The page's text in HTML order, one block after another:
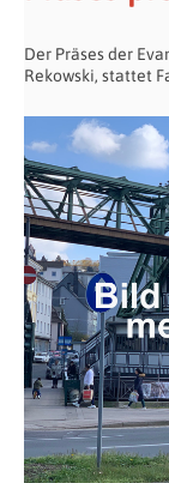
Der Präses der
Rekowski, stattet